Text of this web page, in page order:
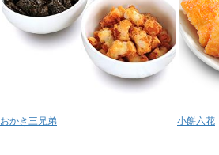
おかき三兄弟 小餅六花